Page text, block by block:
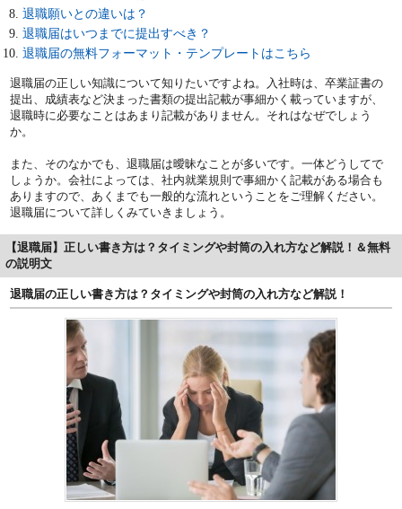
退職願いとの違いは？
退職届はいつまでに提出すべき？
退職届の無料フォーマット・テンプレートはこちら
退職届の正しい知識について知りたいですよね。入社時は、卒業証書の
提出、成績表など決まった書類の提出記載が事細かく載っていますが、
退職時に必要なことはあまり記載がありません。それはなぜでしょう
か。
また、そのなかでも、退職届は曖昧なことが多いです。一体どうしてで
しょうか。会社によっては、社内就業規則で事細かく記載がある場合も
ありますので、あくまでも一般的な流れということをご理解ください。
退職届について詳しくみていきましょう。
【退職届】正しい書き方は？タイミングや封筒の入れ方など解説！＆無料
の説明文
退職届の正しい書き方は？タイミングや封筒の入れ方など解説！